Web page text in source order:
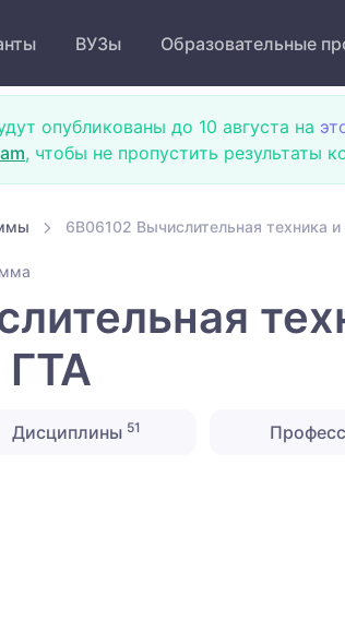
ВУЗы Образовательные
опубликованы до 10 августа на
, чтобы не пропустить результаты
6B06102 Вычислительная техника
ГТА
Дисциплины 51